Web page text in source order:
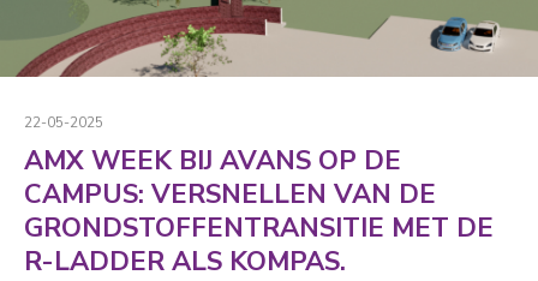
22-05-2025
AMX WEEK BIJ AVANS OP DE
CAMPUS: VERSNELLEN VAN DE
GRONDSTOFFENTRANSITIE MET DE
R-LADDER ALS KOMPAS.